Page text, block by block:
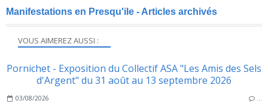
VOUS AIMEREZ AUSSI :
Pornichet - Exposition du Collectif ASA "Les Amis des Sels
d'Argent" du 31 août au 13 septembre 2026
03/08/2026 …
Manifestations en Presqu'ile - Articles archivés